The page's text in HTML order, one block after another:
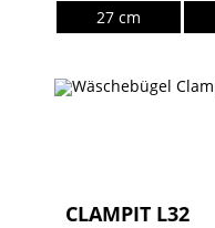
27 cm
CLAMPIT L32